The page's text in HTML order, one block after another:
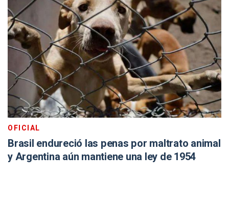
OFICIAL
Brasil endureció las penas por maltrato animal
y Argentina aún mantiene una ley de 1954